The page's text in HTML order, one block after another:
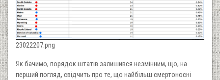
23022207.png
Як бачимо, порядок штатів залишився незмінним, що, на
перший погляд, свідчить про те, що найбільш смертоносні